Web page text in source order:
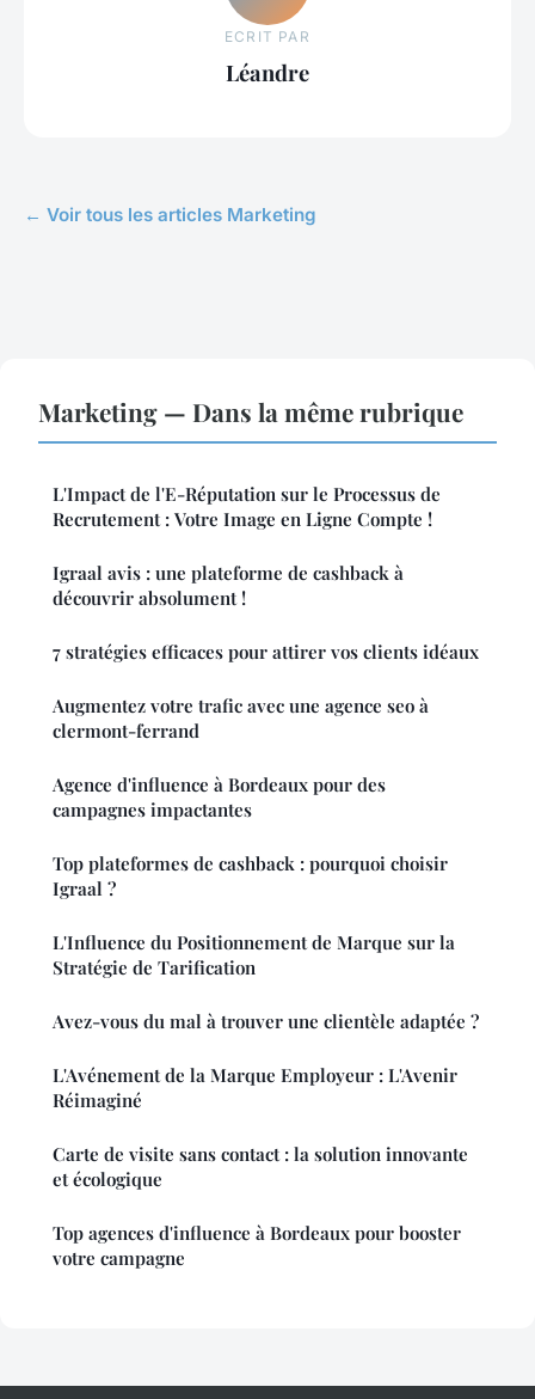
ECRIT PAR
Léandre
← Voir tous les articles Marketing
Marketing — Dans la même rubrique
L'Impact de l'E-Réputation sur le Processus de
Recrutement : Votre Image en Ligne Compte !
Igraal avis : une plateforme de cashback à
découvrir absolument !
7 stratégies efficaces pour attirer vos clients idéaux
Augmentez votre trafic avec une agence seo à
clermont-ferrand
Agence d'influence à Bordeaux pour des
campagnes impactantes
Top plateformes de cashback : pourquoi choisir
Igraal ?
L'Influence du Positionnement de Marque sur la
Stratégie de Tarification
Avez-vous du mal à trouver une clientèle adaptée ?
L'Avénement de la Marque Employeur : L'Avenir
Réimaginé
Carte de visite sans contact : la solution innovante
et écologique
Top agences d'influence à Bordeaux pour booster
votre campagne